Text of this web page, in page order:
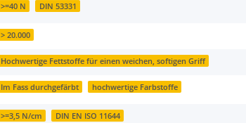
>=40 N DIN 53331
> 20.000
Hochwertige Fettstoffe für einen weichen, softigen Griff
Im Fass durchgefärbt hochwertige Farbstoffe
>=3,5 N/cm DIN EN ISO 11644